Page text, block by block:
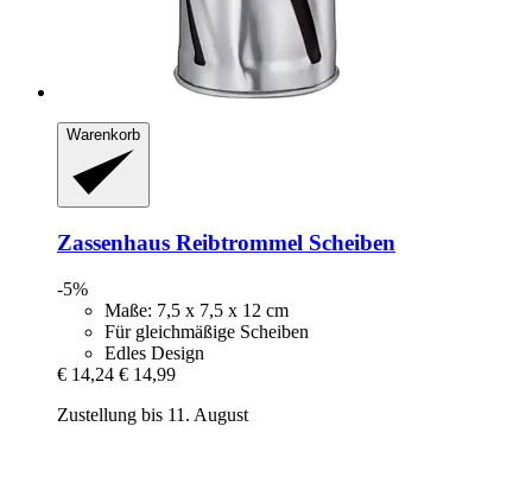
Warenkorb
Zassenhaus Reibtrommel Scheiben
-5%
Maße: 7,5 x 7,5 x 12 cm
Für gleichmäßige Scheiben
Edles Design
€ 14,24 € 14,99
Zustellung bis 11. August